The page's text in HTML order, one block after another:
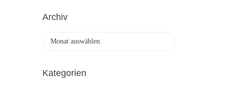
Archiv
h
Kategorien